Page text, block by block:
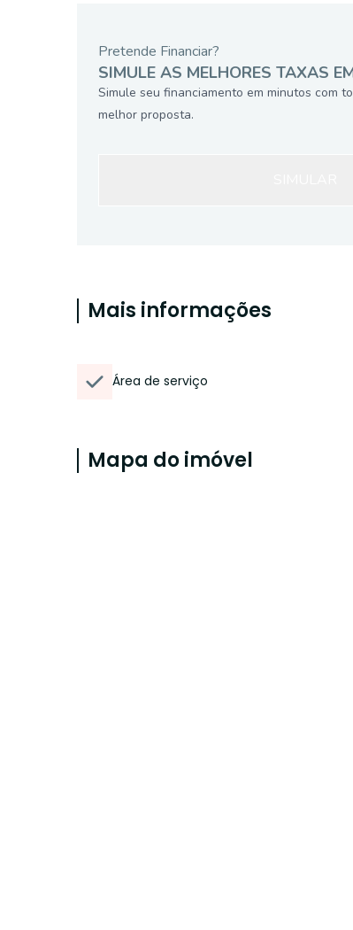
Pretende Financiar?
SIMULE AS MELHORES TAXAS
Simule seu financiamento em minutos com
melhor proposta.
Mais informações
Área de serviço
Mapa do imóvel